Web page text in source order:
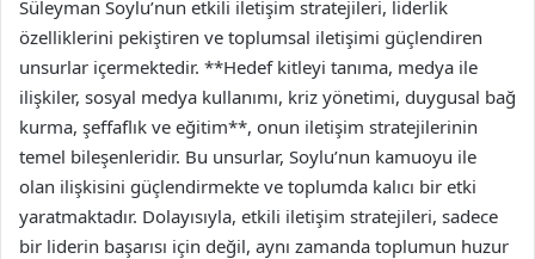
Süleyman Soylu’nun etkili iletişim stratejileri, liderlik
özelliklerini pekiştiren ve toplumsal iletişimi güçlendiren
unsurlar içermektedir. **Hedef kitleyi tanıma, medya ile
ilişkiler, sosyal medya kullanımı, kriz yönetimi, duygusal bağ
kurma, şeffaflık ve eğitim**, onun iletişim stratejilerinin
temel bileşenleridir. Bu unsurlar, Soylu’nun kamuoyu ile
olan ilişkisini güçlendirmekte ve toplumda kalıcı bir etki
yaratmaktadır. Dolayısıyla, etkili iletişim stratejileri, sadece
bir liderin başarısı için değil, aynı zamanda toplumun huzur